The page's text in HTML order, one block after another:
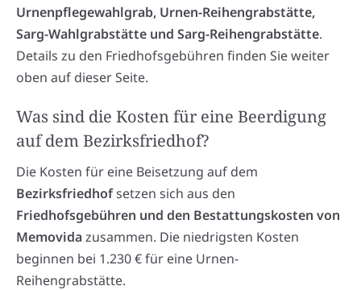
Urnenpflegewahlgrab, Urnen-Reihengrabstätte,
Sarg-Wahlgrabstätte und Sarg-Reihengrabstätte.
Details zu den Friedhofsgebühren finden Sie weiter
oben auf dieser Seite.
Was sind die Kosten für eine Beerdigung
auf dem Bezirksfriedhof?
Die Kosten für eine Beisetzung auf dem
Bezirksfriedhofsetzen sich aus den
Friedhofsgebühren und den Bestattungskosten von
Memovidazusammen. Die niedrigsten Kosten
beginnen bei 1.230 € für eine Urnen-
Reihengrabstätte.